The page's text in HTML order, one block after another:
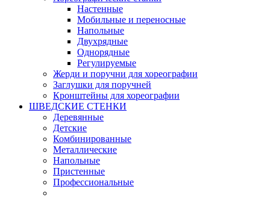
Настенные
Мобильные и переносные
Напольные
Двухрядные
Однорядные
Регулируемые
Жерди и поручни для хореографии
Заглушки для поручней
Кронштейны для хореографии
ШВЕДСКИЕ СТЕНКИ
Деревянные
Детские
Комбинированные
Металлические
Напольные
Пристенные
Профессиональные